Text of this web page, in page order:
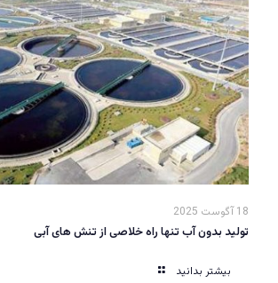
18 آگوست 2025
تولید بدون آب تنها راه خلاصی از تنش های آبی
بیشتر بدانید